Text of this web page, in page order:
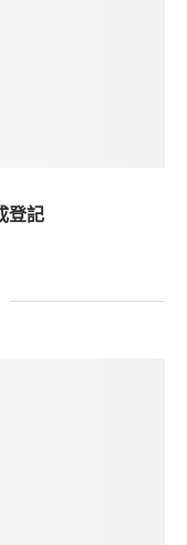
登記